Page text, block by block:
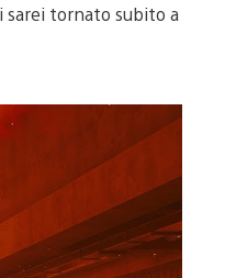
sarei tornato subito a